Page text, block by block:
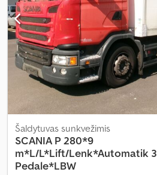
Šaldytuvas sunkvežimis
SCANIA P 280*9
m*L/L*Lift/Lenk*Automatik 3
Pedale*LBW